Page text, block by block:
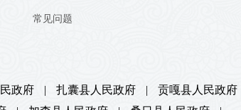
常见问题
政府 | 扎囊县人民政府 | 贡嘎县人民政府